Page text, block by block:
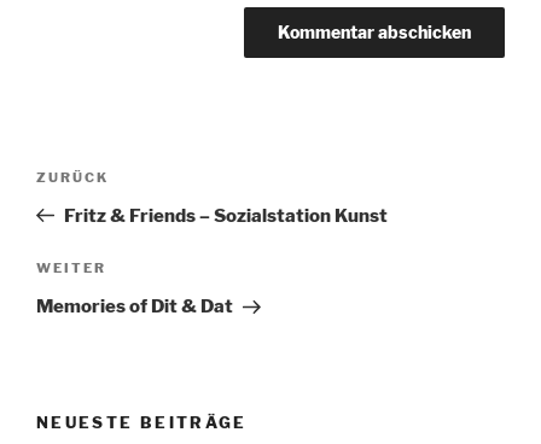
Beitragsnavigation
Vorheriger
Beitrag
ZURÜCK
Fritz & Friends – Sozialstation Kunst
Nächster
Beitrag
WEITER
Memories of Dit & Dat
NEUESTE BEITRÄGE